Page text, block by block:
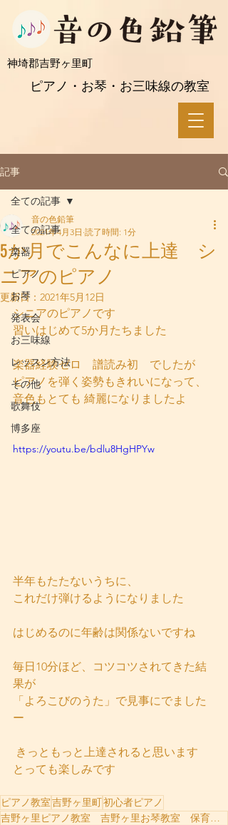
ピアノ・お琴・お三味線の教室
​神埼郡吉野ヶ里町
記事
全ての記事
楽器
ピアノ
お琴
発表会
お三味線
レッスン方法
その他
歌舞伎
博多座
全ての記事
5か月でこんなに上達 シ
ニアのピアノ
音の色鉛筆
2021年4月3日 読了時間: 1分
更新日： 2021年5月12日
シニアのピアノです
習いはじめて5か月たちました
楽器経験ゼロ　譜読み初　でしたが
ピアノを弾く姿勢もきれいになって、
音色もとても 綺麗になりましたよ
https://youtu.be/bdlu8HgHPYw
半年もたたないうちに、
これだけ弾けるようになりました
はじめるのに年齢は関係ないですね
毎日10分ほど、コツコツされてきた結
果が
「よろこびのうた」で見事にでました
ー
きっともっと上達されると思います
とっても楽しみです
ピアノ教室吉野ヶ里町初心者ピアノ
吉野ヶ里ピアノ教室 吉野ヶ里お琴教室 保育士さんのレッスン